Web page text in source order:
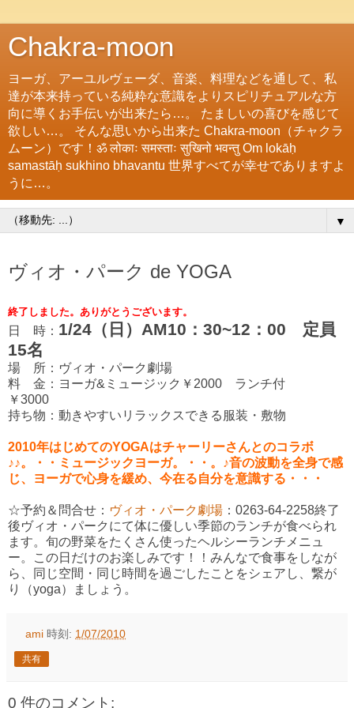
Chakra-moon
ヨーガ、アーユルヴェーダ、音楽、料理などを通して、私
達が本来持っている純粋な意識をよりスピリチュアルな方
向に導くお手伝いが出来たら…。 たましいの喜びを感じて
欲しい…。 そんな思いから出来た Chakra-moon（チャクラ
ムーン）です！ॐ लोकाः समस्ताः सुखिनो भवन्तु Om lokāḥ
samastāḥ sukhino bhavantu 世界すべてが幸せでありますよ
うに…。
▼
ヴィオ・パーク de YOGA
終了しました。ありがとうございます。
日 時： 1/24（日）AM10：30~12：00 定員
15名
場 所：ヴィオ・パーク劇場
料 金：ヨーガ&ミュージック￥2000 ランチ付
￥3000
持ち物：動きやすいリラックスできる服装・敷物
2010年はじめてのYOGAはチャーリーさんとのコラボ
♪♪。・・ミュージックヨーガ。・・。♪音の波動を全身で感
じ、ヨーガで心身を緩め、今在る自分を意識する・・・
☆予約＆問合せ： ヴィオ・パーク劇場 ：0263-64-2258終了
後ヴィオ・パークにて体に優しい季節のランチが食べられ
ます。旬の野菜をたくさん使ったヘルシーランチメニュ
ー。この日だけのお楽しみです！！みんなで食事をしなが
ら、同じ空間・同じ時間を過ごしたことをシェアし、繋が
り（yoga）ましょう。
ami 時刻: 1/07/2010
共有
0 件のコメント: